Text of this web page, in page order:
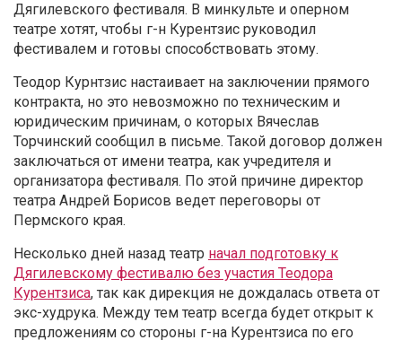
Дягилевского фестиваля. В минкульте и оперном
театре хотят, чтобы г-н Курентзис руководил
фестивалем и готовы способствовать этому.
Теодор Курнтзис настаивает на заключении прямого
контракта, но это невозможно по техническим и
юридическим причинам, о которых Вячеслав
Торчинский сообщил в письме. Такой договор должен
заключаться от имени театра, как учредителя и
организатора фестиваля. По этой причине директор
театра Андрей Борисов ведет переговоры от
Пермского края.
Несколько дней назад театр начал подготовку к
Дягилевскому фестивалю без участия Теодора
Курентзиса, так как дирекция не дождалась ответа от
экс-худрука. Между тем театр всегда будет открыт к
предложениям со стороны г-на Курентзиса по его